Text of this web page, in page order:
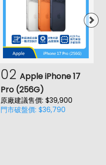
02 Apple iPhone 17
Pro (256G)
原廠建議售價: $39,900
門市破盤價: $36,790